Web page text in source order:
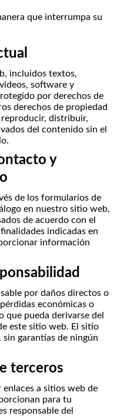
que interrumpa su
incluidos textos,
software y
por derechos de
derechos de propiedad
distribuir,
del contenido sin el
y
de los formularios de
en nuestro sitio web,
de acuerdo con el
indicadas en
información
por daños directos o
económicas o
pueda derivarse del
este sitio web. El sitio
garantías de ningún
terceros
a sitios web de
para tu
responsable del